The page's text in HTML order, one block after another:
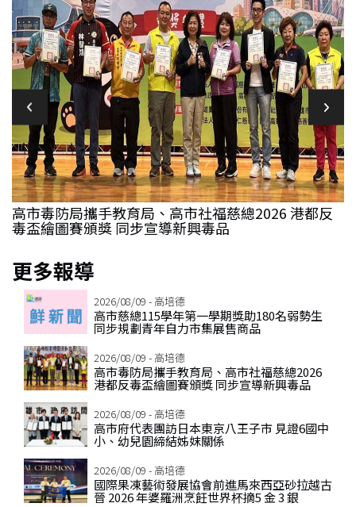
高市毒防局攜手教育局、高市社福慈總2026 港都反
毒盃繪圖賽頒獎 同步宣導新興毒品
更多報導
2026/08/09 - 高培德
高市慈總115學年第一學期獎助180名弱勢生
同步規劃青年自力市集展售商品
2026/08/09 - 高培德
高市毒防局攜手教育局、高市社福慈總2026
港都反毒盃繪圖賽頒獎 同步宣導新興毒品
2026/08/09 - 高培德
高市府代表團訪日本東京八王子市 見證6國中
小、幼兒園締結姊妺關係
2026/08/09 - 高培德
國際果凍藝術發展協會前進馬來西亞砂拉越古
晉 2026 年婆羅洲烹飪世界杯摘5 金 3 銀